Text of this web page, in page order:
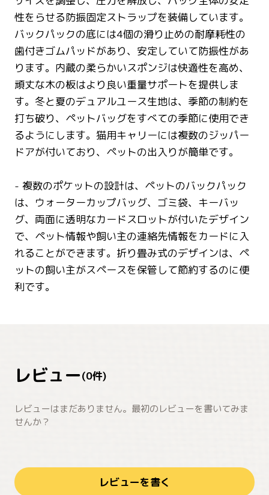
性をらせる防振固定ストラップを装備しています。
バックパックの底には4個の滑り止めの耐摩耗性の
歯付きゴムパッドがあり、安定していて防振性があ
ります。内蔵の柔らかいスポンジは快適性を高め、
頑丈な木の板はより良い重量サポートを提供しま
す。冬と夏のデュアルユース生地は、季節の制約を
打ち破り、ペットバッグをすべての季節に使用でき
るようにします。猫用キャリーには複数のジッパー
ドアが付いており、ペットの出入りが簡単です。
- 複数のポケットの設計は、ペットのバックパック
は、ウォーターカップバッグ、ゴミ袋、キーバッ
グ、両面に透明なカードスロットが付いたデザイン
で、ペット情報や飼い主の連絡先情報をカードに入
れることができます。折り畳み式のデザインは、ペ
ットの飼い主がスペースを保管して節約するのに便
利です。
レビュー(0件)
レビューはまだありません。最初のレビューを書いてみま
せんか？
レビューを書く